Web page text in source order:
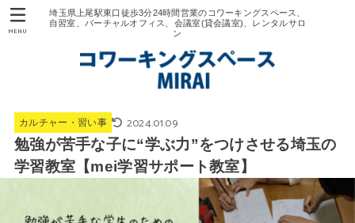
埼玉県上尾駅東口徒歩3分24時間営業のコワーキングスペース、
自習室、バーチャルオフィス、会議室(貸会議室)、レンタルサロ
ン
MENU
カルチャー・習い事 2024.01.09
勉強が苦手な子に“学ぶ力”をつけさせる埼玉の
学習教室【mei学習サポート教室】